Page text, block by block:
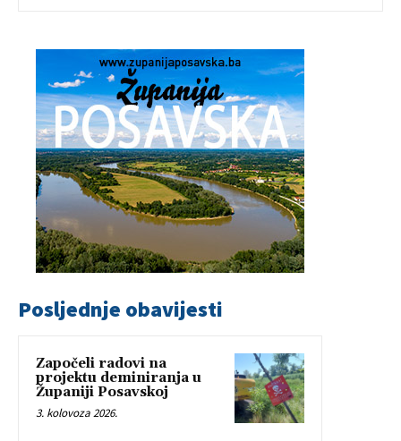
Posljednje obavijesti
Započeli radovi na
projektu deminiranja u
Županiji Posavskoj
3. kolovoza 2026.